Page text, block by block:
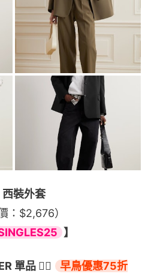
裝外套
：$2,676）
】
單品 👉🏻
早鳥優惠75折